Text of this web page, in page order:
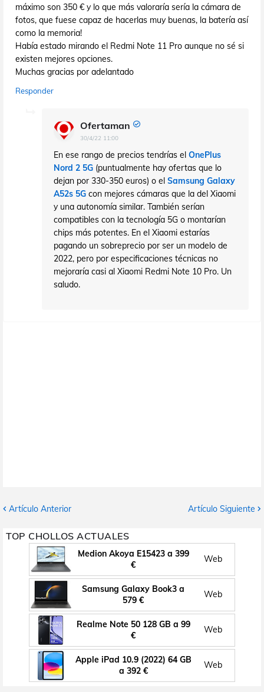
máximo son 350 € y lo que más valoraría sería la cámara de
fotos, que fuese capaz de hacerlas muy buenas, la batería así
como la memoria!
Había estado mirando el Redmi Note 11 Pro aunque no sé si
existen mejores opciones.
Muchas gracias por adelantado
Responder
Ofertaman
30/4/22 11:00
En ese rango de precios tendrías el OnePlus
Nord 2 5G (puntualmente hay ofertas que lo
dejan por 330-350 euros) o el Samsung Galaxy
A52s 5G con mejores cámaras que la del Xiaomi
y una autonomía similar. También serían
compatibles con la tecnología 5G o montarían
chips más potentes. En el Xiaomi estarías
pagando un sobreprecio por ser un modelo de
2022, pero por especificaciones técnicas no
mejoraría casi al Xiaomi Redmi Note 10 Pro. Un
saludo.
Artículo Anterior Artículo Siguiente
TOP CHOLLOS ACTUALES
Medion Akoya E15423 a 399
€
Web
Samsung Galaxy Book3 a
579 €
Web
Realme Note 50 128 GB a 99
€
Web
Apple iPad 10.9 (2022) 64 GB
a 392 €
Web